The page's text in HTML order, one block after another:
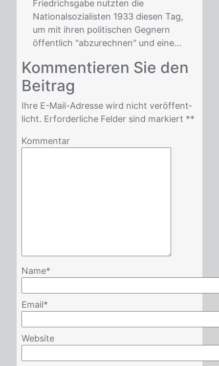
Friedrichsgabe nutzten die
Nationalsozialisten 1933 diesen Tag,
um mit ihren politischen Gegnern
öffentlich "abzurechnen" und eine...
Kom­men­tie­ren Sie den
Bei­trag
Ihre E-Mail-Adres­se wird nicht ver­öf­fent­
licht. Er­for­der­li­che Fel­der sind mar­kiert **
Kommentar
Name*
Email*
Website